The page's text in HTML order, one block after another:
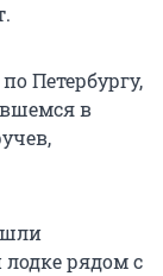
Петербургу,
в
рядом с